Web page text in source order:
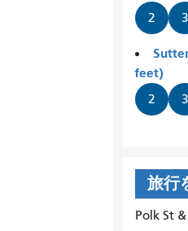
2 3
feet)
2 3
旅行
Polk St